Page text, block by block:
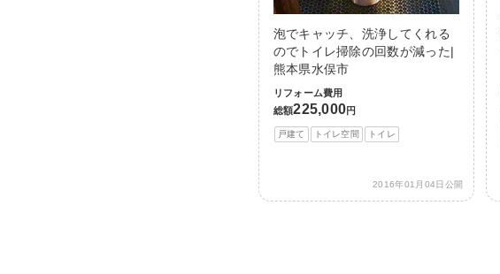
泡でキャッチ、洗浄してくれる
のでトイレ掃除の回数が減った|
熊本県水俣市
リフォーム費用
総額225,000円
戸建て トイレ空間 トイレ
2016年01月04日公開